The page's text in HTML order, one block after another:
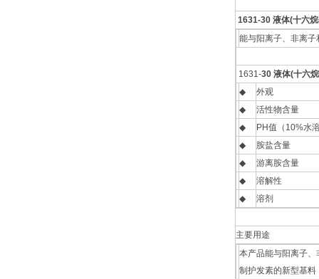
1631-30 液体(十六
能与阳离子、非离
1631-30 液体(十六
◆
外观
◆
活性物含量
◆
PH值（10%水
◆
胺盐含量
◆
游离胺含量
◆
溶解性
◆
溶剂
主要用途
本产品能与阳离子
制护发素的新型基